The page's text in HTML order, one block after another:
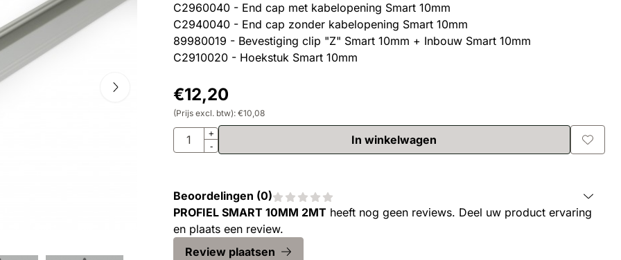
C2960040 - End cap met kabelopening Smart 10mm
C2940040 - End cap zonder kabelopening Smart 10mm
89980019 - Bevestiging clip "Z" Smart 10mm + Inbouw Smart 10mm
C2910020 - Hoekstuk Smart 10mm
€12,20
(Prijs excl. btw): €10,08
Aantal
+
-
In winkelwagen
Beoordelingen (0)
PROFIEL SMART 10MM 2MT heeft nog geen reviews. Deel uw product ervaring
en plaats een review.
Review plaatsen